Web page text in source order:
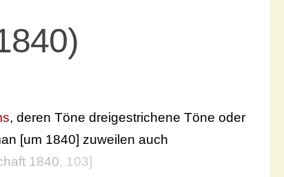
, deren Töne dreigestrichene Töne oder
[um 1840] zuweilen auch
1840, 103]